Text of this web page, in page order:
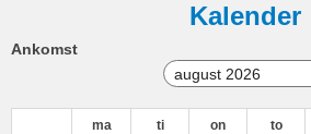
Kalender
Ankomst
ma ti on to